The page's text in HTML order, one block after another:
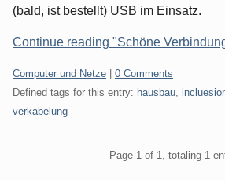
(bald, ist bestellt) USB im Einsatz.
Continue reading "Schöne
Categories:
Computer und Netze
0 Comments
Defined tags for this entry: hausbau
verkabelung
Page 1 of 1, totaling 1